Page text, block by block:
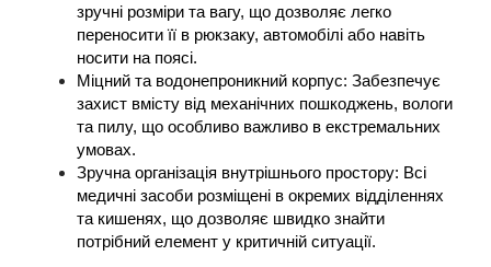
зручні розміри та вагу, що дозволяє легко
переносити її в рюкзаку, автомобілі або навіть
носити на поясі.
Міцний та водонепроникний корпус: Забезпечує
захист вмісту від механічних пошкоджень, вологи
та пилу, що особливо важливо в екстремальних
умовах.
Зручна організація внутрішнього простору: Всі
медичні засоби розміщені в окремих відділеннях
та кишенях, що дозволяє швидко знайти
потрібний елемент у критичній ситуації.